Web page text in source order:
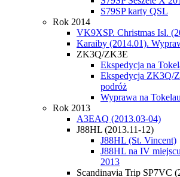
S79SP karty QSL
Rok 2014
VK9XSP. Christmas Isl.
Karaiby (2014.01).
ZK3Q/ZK3E
Ekspedycja na
Ekspedycja ZK3Q/
podróż
Wyprawa na
Rok 2013
A3EAQ (2013.03-04)
J88HL (2013.11-12)
J88HL (St. Vincent)
J88HL na IV
2013
Scandinavia Trip SP7VC